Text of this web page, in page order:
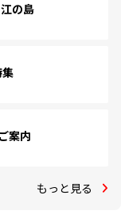
の島
案内
もっと見る